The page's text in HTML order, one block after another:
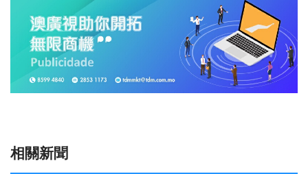
相關新聞